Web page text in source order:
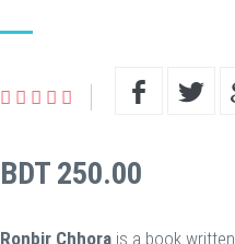
BDT 250.00
Ronbir Chhora is a book